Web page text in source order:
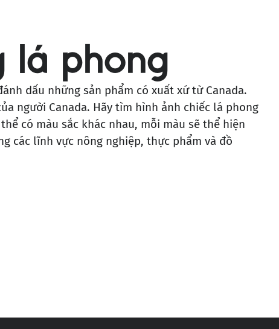
lá phong
dấu những sản phẩm có xuất xứ từ Canada.
người Canada. Hãy tìm hình ảnh chiếc lá phong
có màu sắc khác nhau, mỗi màu sẽ thể hiện
các lĩnh vực nông nghiệp, thực phẩm và đồ